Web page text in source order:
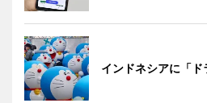
インドネシアに「